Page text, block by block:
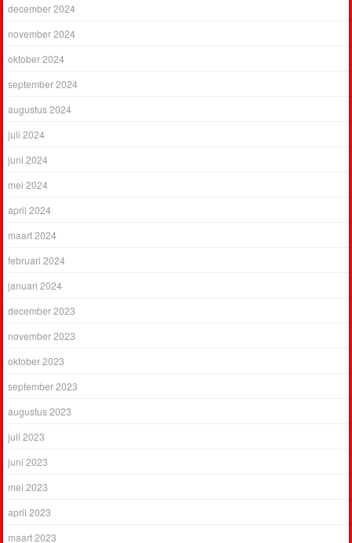
december 2024
november 2024
oktober 2024
september 2024
augustus 2024
juli 2024
juni 2024
mei 2024
april 2024
maart 2024
februari 2024
januari 2024
december 2023
november 2023
oktober 2023
september 2023
augustus 2023
juli 2023
juni 2023
mei 2023
april 2023
maart 2023